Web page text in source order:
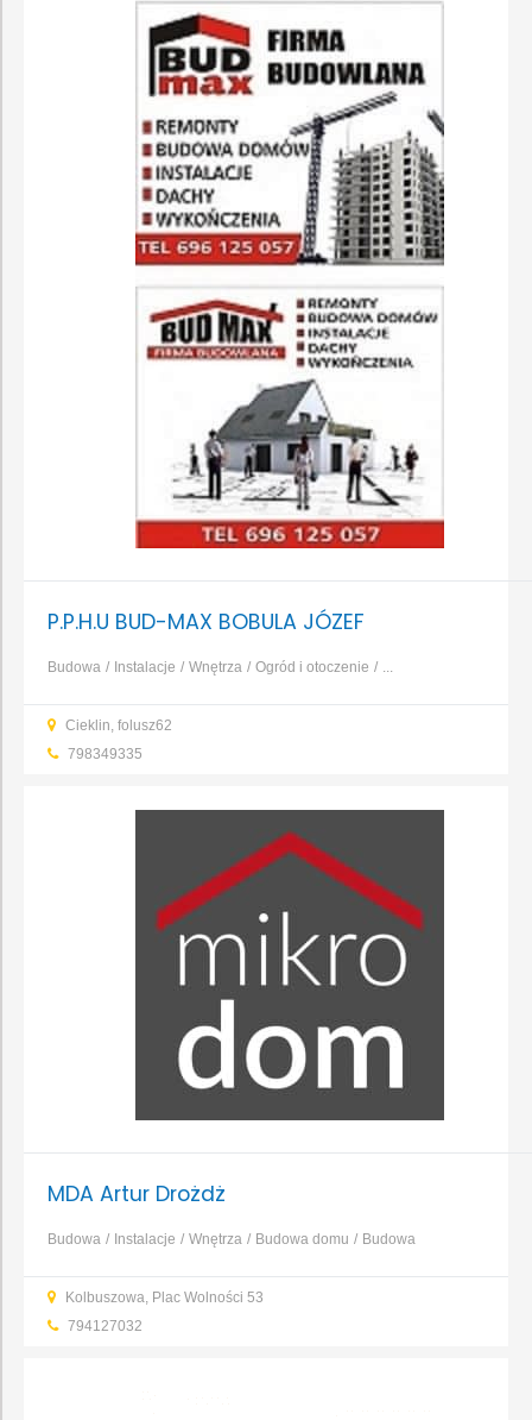
P.P.H.U BUD-MAX BOBULA JÓZEF
Budowa Instalacje Wnętrza Ogród i otoczenie ...
Cieklin, folusz62
798349335
MDA Artur Drożdż
Budowa Instalacje Wnętrza Budowa domu
Budowa
Kolbuszowa, Plac Wolności 53
794127032